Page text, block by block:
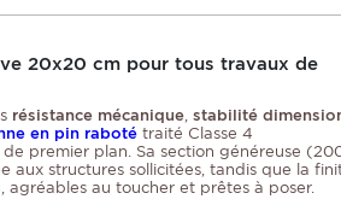
20x20 cm pour tous travaux de
résistance mécanique, stabilité
en pin raboté traité Classe 4
premier plan. Sa section généreuse
structures sollicitées, tandis que la
, agréables au toucher et prêtes à poser.